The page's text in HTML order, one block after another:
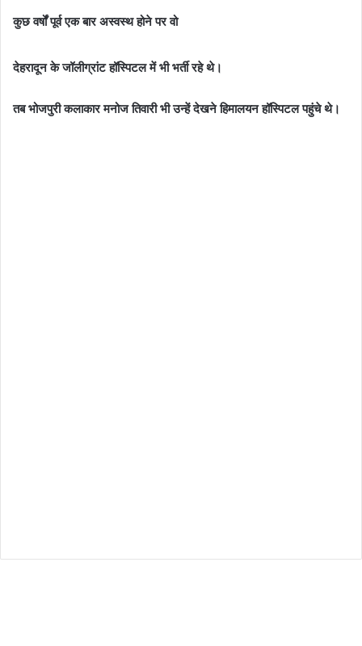
कुछ वर्षों पूर्व एक बार अस्वस्थ होने पर वो
देहरादून के जॉलीग्रांट हॉस्पिटल में भी भर्ती रहे थे।
तब भोजपुरी कलाकार मनोज तिवारी भी उन्हें देखने हिमालयन हॉस्पिटल पहुंचे थे।